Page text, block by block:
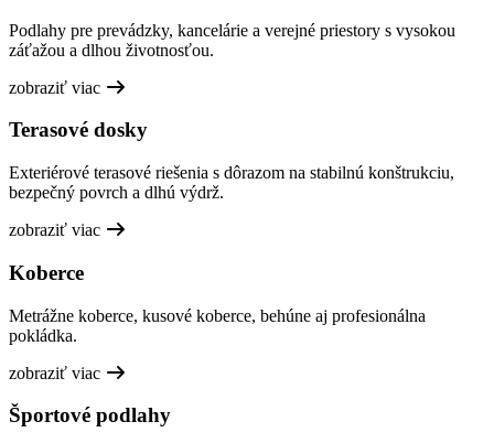
Podlahy pre prevádzky, kancelárie a verejné priestory s vysokou
záťažou a dlhou životnosťou.
zobraziť viac
Terasové dosky
Exteriérové terasové riešenia s dôrazom na stabilnú konštrukciu,
bezpečný povrch a dlhú výdrž.
zobraziť viac
Koberce
Metrážne koberce, kusové koberce, behúne aj profesionálna
pokládka.
zobraziť viac
Športové podlahy